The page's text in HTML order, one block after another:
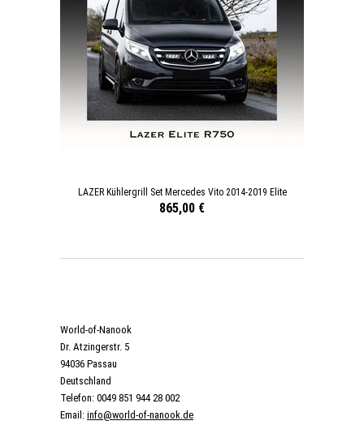
LAZER Kühlergrill Set Mercedes Vito 2014-2019 Elite
865,00 €
World-of-Nanook
Dr. Atzingerstr. 5
94036 Passau
Deutschland
Telefon: 0049 851 944 28 002
Email: info@world-of-nanook.de